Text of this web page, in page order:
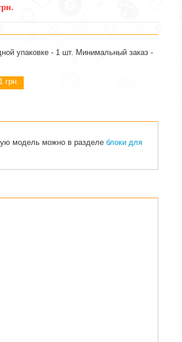
упаковке - 1 шт. Минимальный заказ -
грн.
модель можно в разделе блоки для